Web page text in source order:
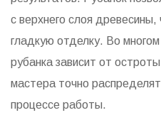
с верхнего слоя
гладкую отделку. Во многом
рубанка зависит от
мастера точно
процессе работы.